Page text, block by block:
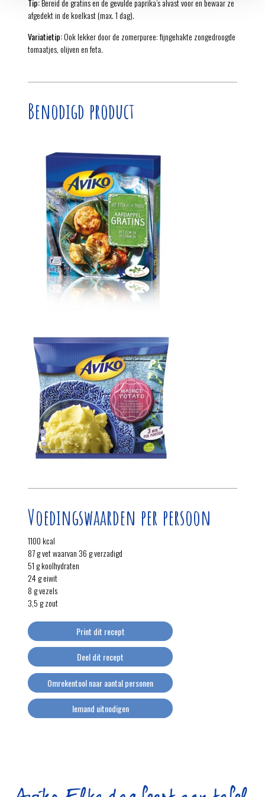
afgedekt in de koelkast (max. 1 dag).
Variatietip:Ook lekker door de zomerpuree: fijngehakte zongedroogde
tomaatjes, olijven en feta.
Benodigd product
Voedingswaarden per persoon
1100 kcal
87 g vet waarvan 36 g verzadigd
51 g koolhydraten
24 g eiwit
8 g vezels
3,5 g zout
Print dit recept
Deel dit recept
Omrekentool naar aantal personen
Iemand uitnodigen